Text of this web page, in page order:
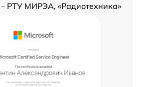
РТУ МИРЭА, «Радиотехника»